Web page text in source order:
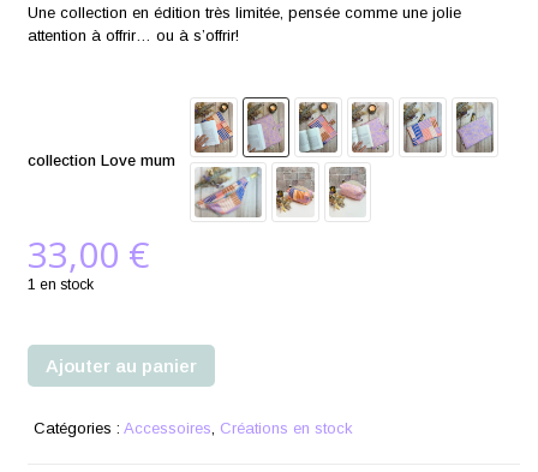
Une collection en édition très limitée, pensée comme une jolie
attention à offrir… ou à s’offrir!
collection Love mum
33,00 €
1 en stock
Ajouter au panier
Catégories :Accessoires, Créations en stock